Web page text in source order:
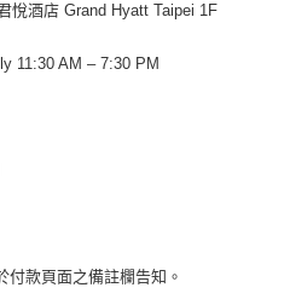
悅酒店 Grand Hyatt Taipei 1F
11:30 AM – 7:30 PM
付款頁面之備註欄告知。